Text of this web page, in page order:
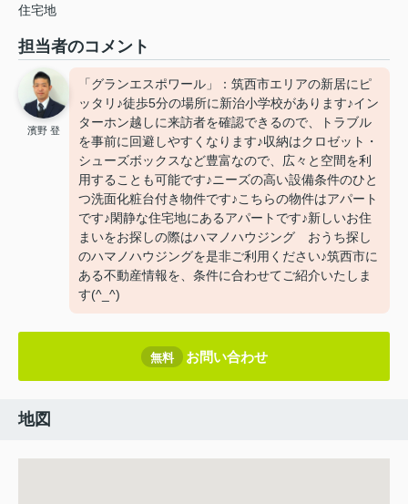
住宅地
担当者のコメント
濱野 登
「グランエスポワール」：筑西市エリアの新居にピ
ッタリ♪徒歩5分の場所に新治小学校があります♪イン
ターホン越しに来訪者を確認できるので、トラブル
を事前に回避しやすくなります♪収納はクロゼット・
シューズボックスなど豊富なので、広々と空間を利
用することも可能です♪ニーズの高い設備条件のひと
つ洗面化粧台付き物件です♪こちらの物件はアパート
です♪閑静な住宅地にあるアパートです♪新しいお住
まいをお探しの際はハマノハウジング おうち探し
のハマノハウジングを是非ご利用ください♪筑西市に
ある不動産情報を、条件に合わせてご紹介いたしま
す(^_^)
無料 お問い合わせ
地図